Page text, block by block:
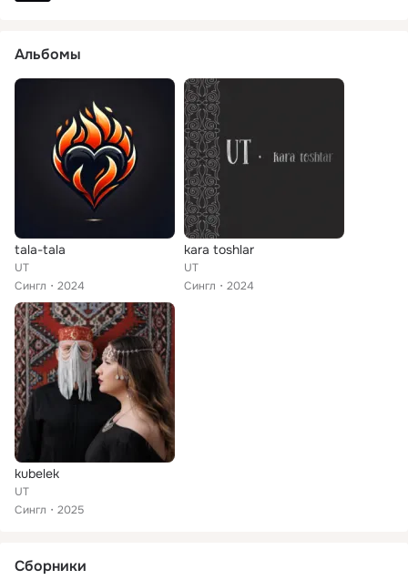
Альбомы
tala-tala
UT
Сингл
2024
kara toshlar
UT
Сингл
2024
kubelek
UT
Сингл
2025
Сборники